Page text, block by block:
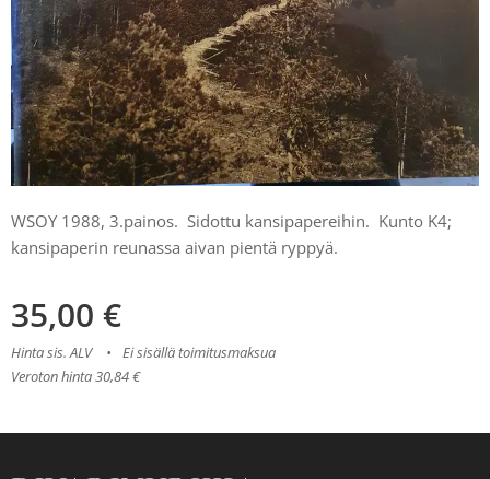
WSOY 1988, 3.painos. Sidottu kansipapereihin. Kunto K4;
kansipaperin reunassa aivan pientä ryppyä.
35,00 €
Hinta sis. ALV
Ei sisällä toimitusmaksua
Veroton hinta 30,84 €